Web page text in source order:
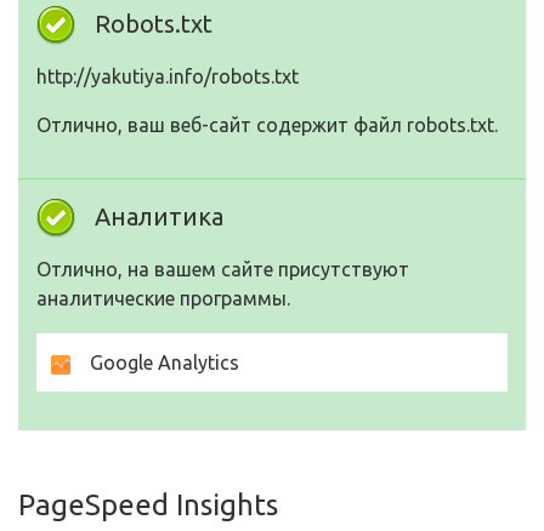
Robots.txt
http://yakutiya.info/robots.txt
Отлично, ваш веб-сайт содержит файл robots.txt.
Аналитика
Отлично, на вашем сайте присутствуют
аналитические программы.
Google Analytics
PageSpeed Insights